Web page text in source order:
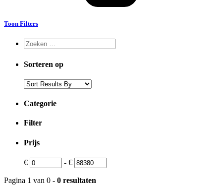
Toon Filters
Sorteren op
Categorie
Filter
Prijs
€ - €
Pagina 1 van 0 - 0 resultaten